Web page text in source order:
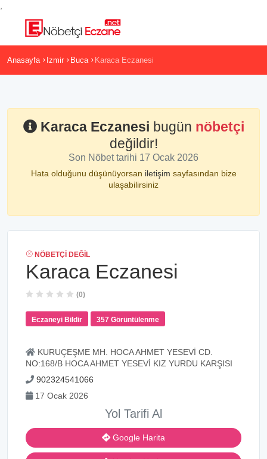
Anasayfa Izmir Buca Karaca Eczanesi
Karaca Eczanesi bugün nöbetçi
değildir!
Son Nöbet tarihi 17 Ocak 2026
Hata olduğunu düşünüyorsan iletişim sayfasından bize
ulaşabilirsiniz
NÖBETÇI DEĞIL
Karaca Eczanesi
(0)
Eczaneyi Bildir 357 Görüntülenme
KURUÇEŞME MH. HOCA AHMET YESEVİ CD.
NO:168/B HOCA AHMET YESEVİ KIZ YURDU KARŞISI
902324541066
17 Ocak 2026
Yol Tarifi Al
Google Harita